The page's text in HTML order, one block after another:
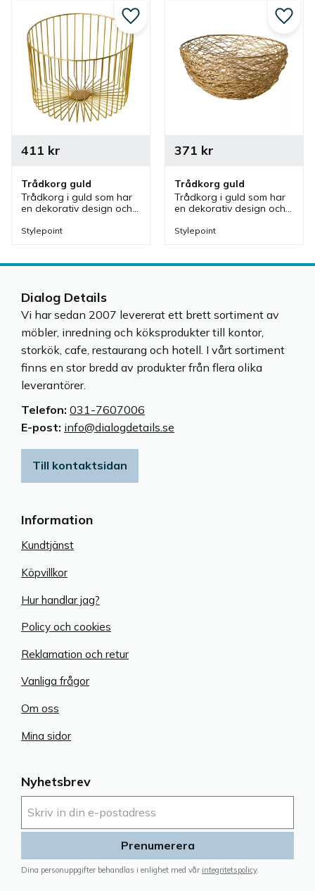
Trådkorg guld
Trådkorg i guld som har
en dekorativ design och
servering och
411 kr
Stylepoint
Lägg till i favoriter
Trådkorg guld
Trådkorg i guld som har
en dekorativ design och
servering och
371 kr
Stylepoint
Lägg
Nyhetsbrev
Prenumerera
Dina personuppgifter behandlas i enlighet med vår integritetspolicy.
Information
Kundtjänst
Köpvillkor
Hur handlar jag?
Policy och cookies
Reklamation och retur
Vanliga frågor
Om oss
Mina sidor
Dialog Details
Vi har sedan 2007 levererat ett brett sortiment av
möbler, inredning och köksprodukter till kontor,
storkök, cafe, restaurang och hotell. I vårt sortiment
finns en stor bredd av produkter från flera olika
leverantörer.
Telefon: 031-7607006
E-post: info@dialogdetails.se
Till kontaktsidan